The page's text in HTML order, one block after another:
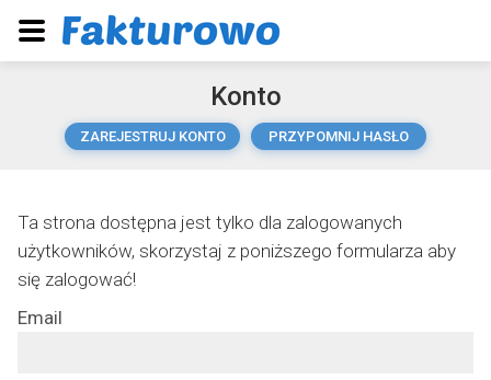
Konto
ZAREJESTRUJ KONTO PRZYPOMNIJ HASŁO
Ta strona dostępna jest tylko dla zalogowanych
użytkowników, skorzystaj z poniższego formularza aby
się zalogować!
Email